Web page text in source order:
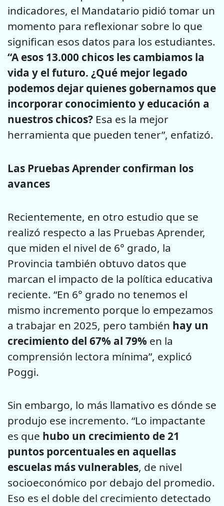
indicadores, el Mandatario pidió tomar un
momento para reflexionar sobre lo que
significan esos datos para los estudiantes.
“A esos 13.000 chicos les cambiamos la
vida y el futuro. ¿Qué mejor legado
podemos dejar quienes gobernamos que
incorporar conocimiento y educación a
nuestros chicos? Esa es la mejor
herramienta que pueden tener”, enfatizó.
Las Pruebas Aprender confirman los
avances
Recientemente, en otro estudio que se
realizó respecto a las Pruebas Aprender,
que miden el nivel de 6° grado, la
Provincia también obtuvo datos que
marcan el impacto de la política educativa
reciente. “En 6° grado no tenemos el
mismo incremento porque lo empezamos
a trabajar en 2025, pero también hay un
crecimiento del 67% al 79% en la
comprensión lectora mínima”, explicó
Poggi.
Sin embargo, lo más llamativo es dónde se
produjo ese incremento. “Lo impactante
es que hubo un crecimiento de 21
puntos porcentuales en aquellas
escuelas más vulnerables, de nivel
socioeconómico por debajo del promedio.
Eso es el doble del crecimiento detectado